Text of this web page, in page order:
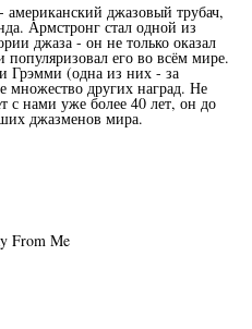
джазовый трубач,
Армстронг стал одной из
джаза - он не только оказал
его во всём мире.
Грэмми (одна из них - за
множество других наград. Не
с нами уже более 40 лет, он до
джазменов мира.
From Me